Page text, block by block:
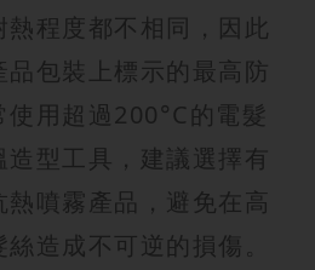
程度都不相同，因此
包裝上標示的最高防
用超過200°C的電髮
型工具，建議選擇有
噴霧產品，避免在高
造成不可逆的損傷。